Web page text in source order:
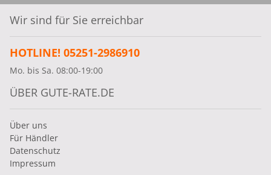
Wir sind für Sie erreichbar
HOTLINE! 05251-2986910
Mo. bis Sa. 08:00-19:00
ÜBER GUTE-RATE.DE
Über uns
Für Händler
Datenschutz
Impressum